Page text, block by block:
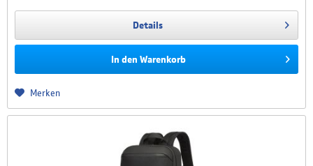
Details
In den Warenkorb
Merken